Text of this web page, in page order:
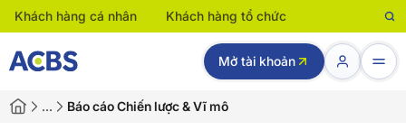
Khách hàng cá nhân Khách hàng tổ chức
Mở tài khoản
… Báo cáo Chiến lược & Vĩ mô